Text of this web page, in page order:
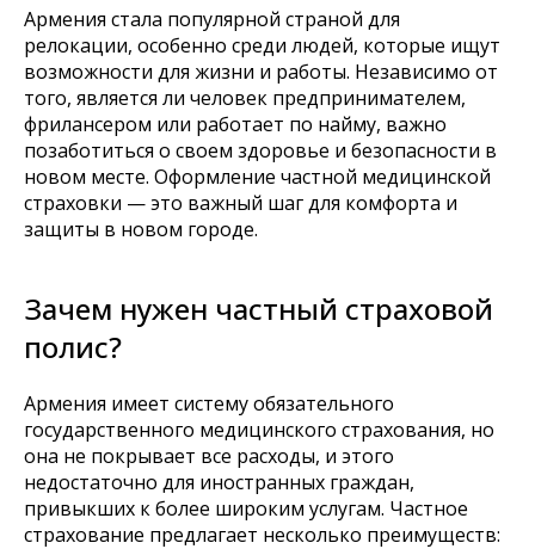
Армения стала популярной страной для
релокации, особенно среди людей, которые ищут
возможности для жизни и работы. Независимо от
того, является ли человек предпринимателем,
фрилансером или работает по найму, важно
позаботиться о своем здоровье и безопасности в
новом месте. Оформление частной медицинской
страховки — это важный шаг для комфорта и
защиты в новом городе.
Зачем нужен частный страховой
полис?
Армения имеет систему обязательного
государственного медицинского страхования, но
она не покрывает все расходы, и этого
недостаточно для иностранных граждан,
привыкших к более широким услугам. Частное
страхование предлагает несколько преимуществ: